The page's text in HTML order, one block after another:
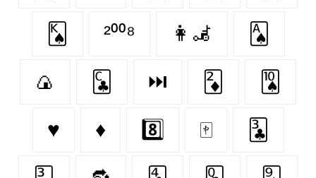
🂮 ²⁰⁰⁸ 👩‍🦼‍ 🂡
🍙 🃜 ⏭ 🃂 🂪
♥️ ♦ 8️⃣ 🀄 🃓